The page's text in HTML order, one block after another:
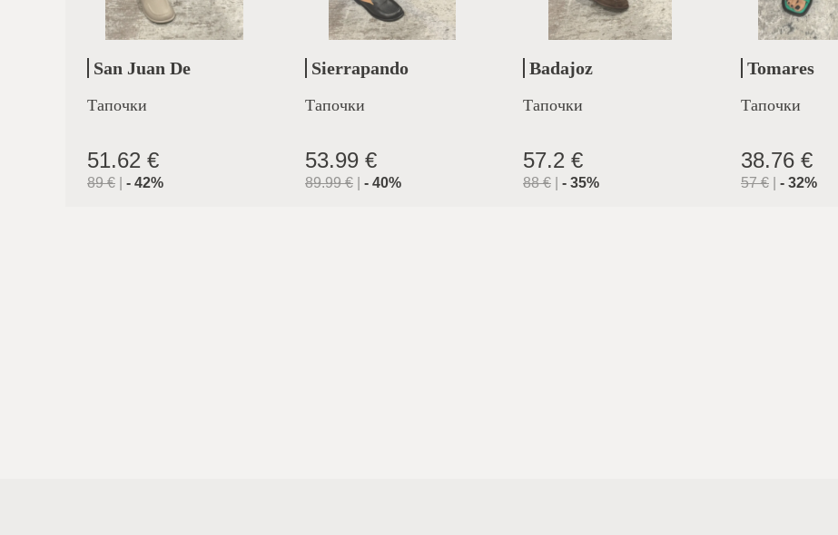
San Juan De
Тапочки
51.62 €
89€ - 42%
Sierrapando
Тапочки
53.99 €
89.99€ - 40%
Badajoz
Тапочки
57.2 €
88€ - 35%
Tomares
Тапочки
38.76 €
57€ - 32%